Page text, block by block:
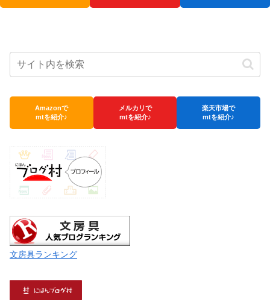
Amazonで
mtを紹介♪
メルカリで
mtを紹介♪
楽天市場で
mtを紹介♪
文房具ランキング